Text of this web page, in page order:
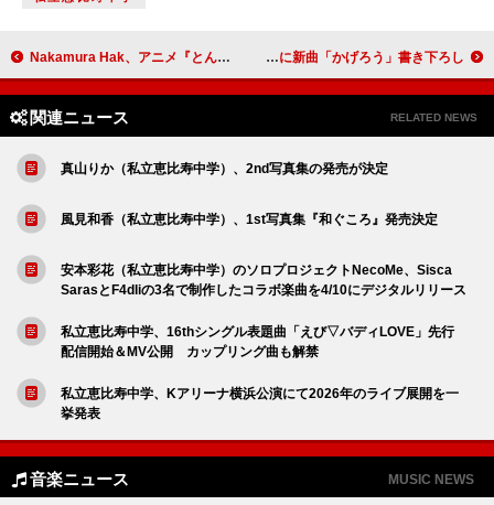
Nakamura Hak、アニメ『とんがり帽子のアトリエ』原作者イラストによるCD『ただ美しい呪い』全曲試聴映像を公開 Vaundy、夏の高校野球応援ソング／『熱闘甲子園』テーマソングに新曲「かげろう」書き下ろし
関連ニュース RELATED NEWS
真山りか（私立恵比寿中学）、2nd写真集の発売が決定
風見和香（私立恵比寿中学）、1st写真集『和ぐころ』発売決定
安本彩花（私立恵比寿中学）のソロプロジェクトNecoMe、Sisca
SarasとF4dliの3名で制作したコラボ楽曲を4/10にデジタルリリース
私立恵比寿中学、16thシングル表題曲「えび▽バディLOVE」先行
配信開始＆MV公開 カップリング曲も解禁
私立恵比寿中学、Kアリーナ横浜公演にて2026年のライブ展開を一
挙発表
音楽ニュース MUSIC NEWS